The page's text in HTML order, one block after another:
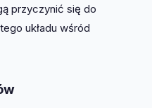
przyczynić się do
układu wśród